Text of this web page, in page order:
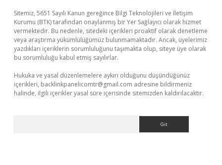
Sitemiz, 5651 Sayılı Kanun gereğince Bilgi Teknolojileri ve İletişim
Kurumu (BTK) tarafından onaylanmış bir Yer Sağlayıcı olarak hizmet
vermektedir. Bu nedenle, sitedeki içerikleri proaktif olarak denetleme
veya araştırma yükümlülüğümüz bulunmamaktadır. Ancak, üyelerimiz
yazdıkları içeriklerin sorumluluğunu taşımakta olup, siteye üye olarak
bu sorumluluğu kabul etmiş sayılırlar.
Hukuka ve yasal düzenlemelere aykırı olduğunu düşündüğünüz
içerikleri, backlinkpanelicomtr@gmail.com adresine bildirmeniz
halinde, ilgili içerikler yasal süre içerisinde sitemizden kaldırılacaktır.